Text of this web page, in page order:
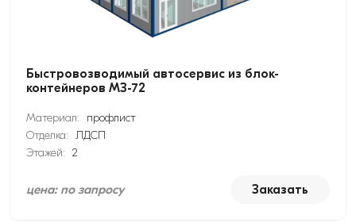
Быстровозводимый автосервис из блок-
контейнеров МЗ-72
Материал:
профлист
Отделка: ЛДСП
Этажей: 2
цена: по запросу Заказать